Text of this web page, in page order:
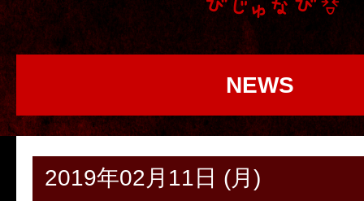
NEWS
2019年02月11日 (月)